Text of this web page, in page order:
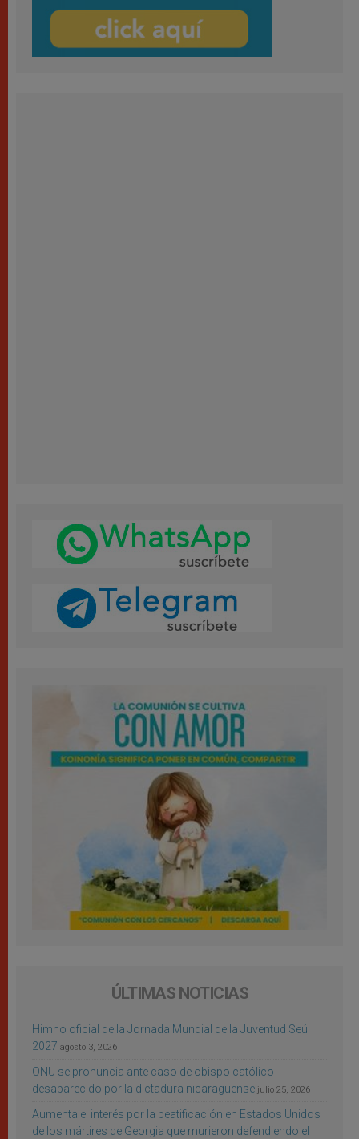
ÚLTIMAS NOTICIAS
Himno oficial de la Jornada Mundial de la Juventud Seúl
2027 agosto 3, 2026
ONU se pronuncia ante caso de obispo católico
desaparecido por la dictadura nicaragüense julio 25, 2026
Aumenta el interés por la beatificación en Estados Unidos
de los mártires de Georgia que murieron defendiendo el